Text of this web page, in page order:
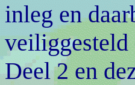
inleg en
veiliggesteld
Deel 2 en